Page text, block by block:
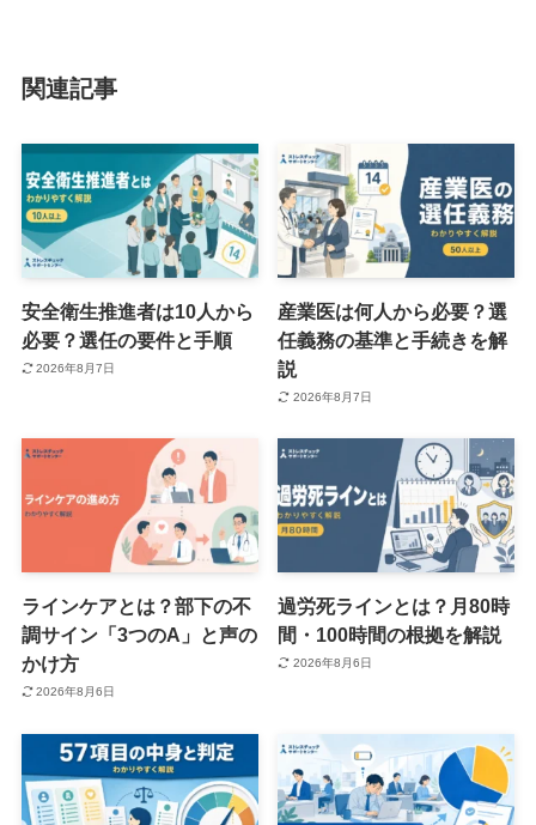
関連記事
安全衛生推進者は10人から
必要？選任の要件と手順
2026年8月7日
産業医は何人から必要？選
任義務の基準と手続きを解
説
2026年8月7日
ラインケアとは？部下の不
調サイン「3つのA」と声の
かけ方
2026年8月6日
過労死ラインとは？月80時
間・100時間の根拠を解説
2026年8月6日